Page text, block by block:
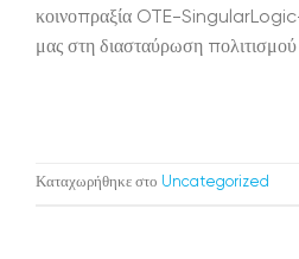
κοινοπραξία OTE-
μας στη διασταύρωση
Καταχωρήθηκε στο Uncategorized